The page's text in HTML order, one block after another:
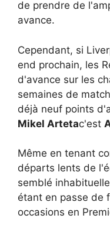
de prendre de
avance.
Cependant, si
end prochain, les
d'avance sur les
semaines de
déjà neuf points
Mikel Artetac'est
Même en tenant
départs lents de
semblé
étant en passe de
occasions en